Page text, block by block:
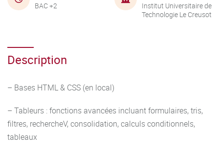
BAC +2
Institut Universitaire de
Technologie Le Creusot
Description
– Bases HTML & CSS (en local)
– Tableurs : fonctions avancées incluant formulaires, tris,
filtres, rechercheV, consolidation, calculs conditionnels,
tableaux